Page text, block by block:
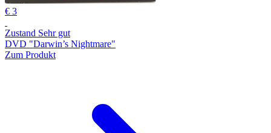
€ 3
Zustand Sehr gut
DVD "Darwin’s Nightmare"
Zum Produkt